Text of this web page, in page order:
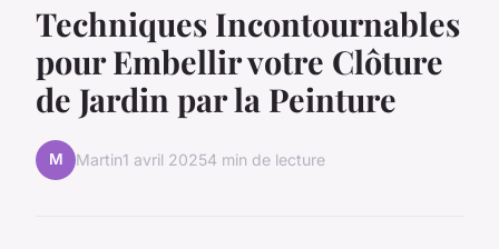
Techniques Incontournables
pour Embellir votre Clôture
de Jardin par la Peinture
M Martin1 avril 20254 min de lecture